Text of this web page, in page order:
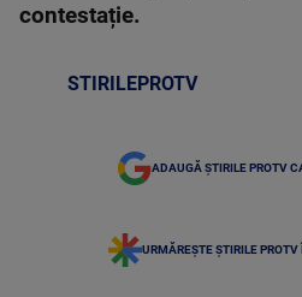
contestație.
STIRILEPROTV
ADAUGĂ ȘTIRILE PROTV
URMĂREȘTE ȘTIRILE